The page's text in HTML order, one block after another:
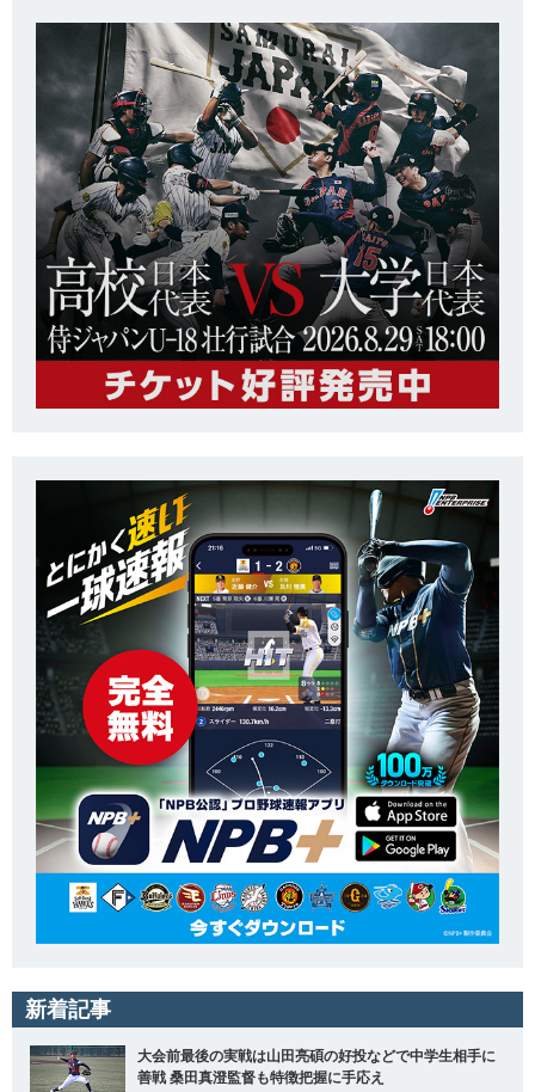
新着記事
大会前最後の実戦は山田亮碩の好投などで中学生相手に
善戦 桑田真澄監督も特徴把握に手応え